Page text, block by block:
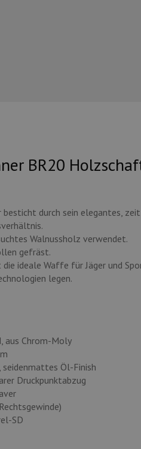
BR20
besticht durch sein elegantes,
Walnussholz verwendet.
gefräst.
die ideale Waffe für Jäger und
legen.
aus Chrom-Moly
Öl-Finish
Druckpunktabzug
SD